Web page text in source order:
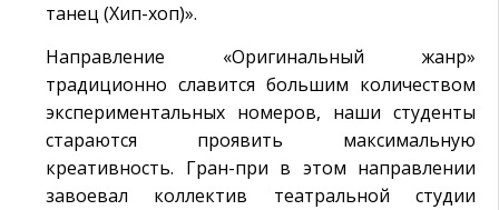
танец (Хип-хоп)».
Направление «Оригинальный жанр»
традиционно славится большим количеством
экспериментальных номеров, наши студенты
стараются проявить максимальную
креативность. Гран-при в этом направлении
завоевал коллектив театральной студии